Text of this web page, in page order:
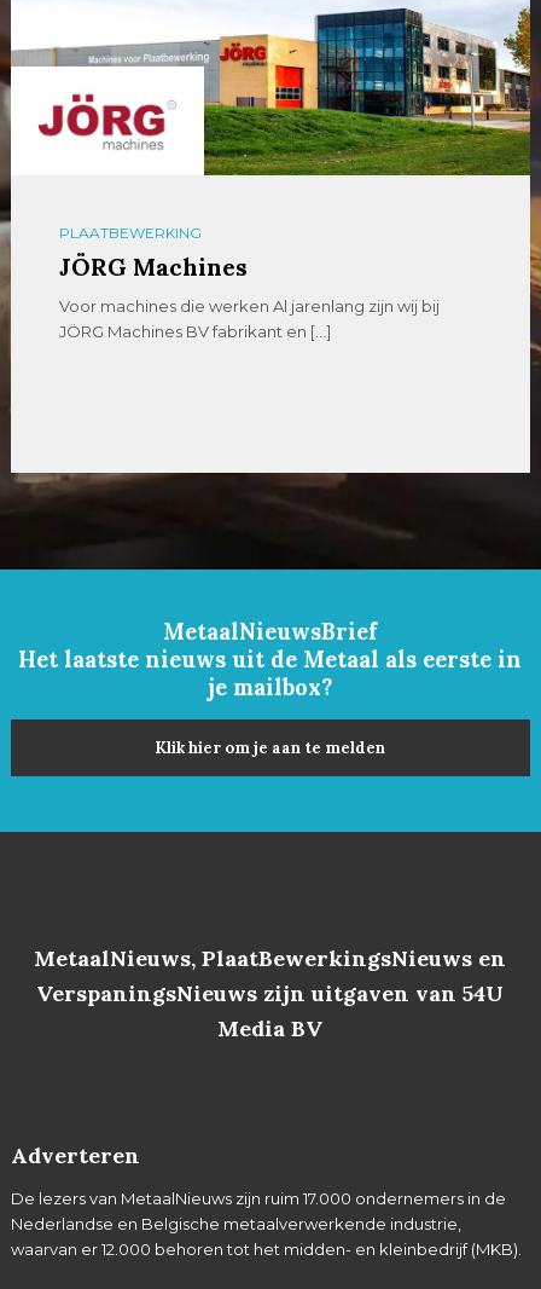
PLAATBEWERKING
JÖRG Machines
Voor machines die werken Al jarenlang zijn wij bij
JÖRG Machines BV fabrikant en […]
MetaalNieuwsBrief
Het laatste nieuws uit de Metaal als eerste in
je mailbox?
Klik hier om je aan te melden
MetaalNieuws, PlaatBewerkingsNieuws en
VerspaningsNieuws zijn uitgaven van 54U
Media BV
Adverteren
De lezers van MetaalNieuws zijn ruim 17.000 ondernemers in de
Nederlandse en Belgische metaalverwerkende industrie,
waarvan er 12.000 behoren tot het midden- en kleinbedrijf (MKB).